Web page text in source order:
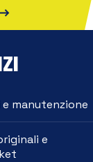
manutenzione
e